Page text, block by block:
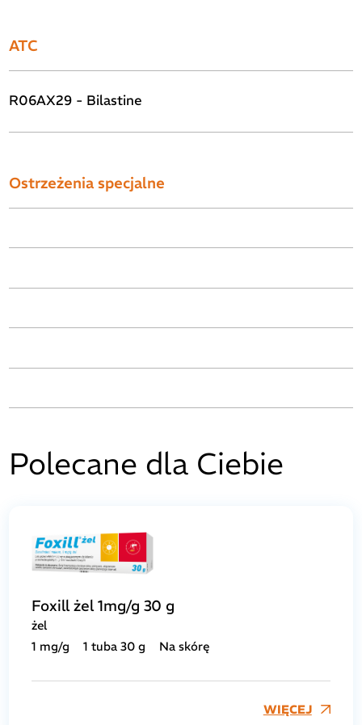
ATC
R06AX29 - Bilastine
Ostrzeżenia specjalne
Polecane dla Ciebie
Foxill żel 1mg/g 30 g
żel
1 mg/g
1 tuba 30 g Na skórę
WIĘCEJ